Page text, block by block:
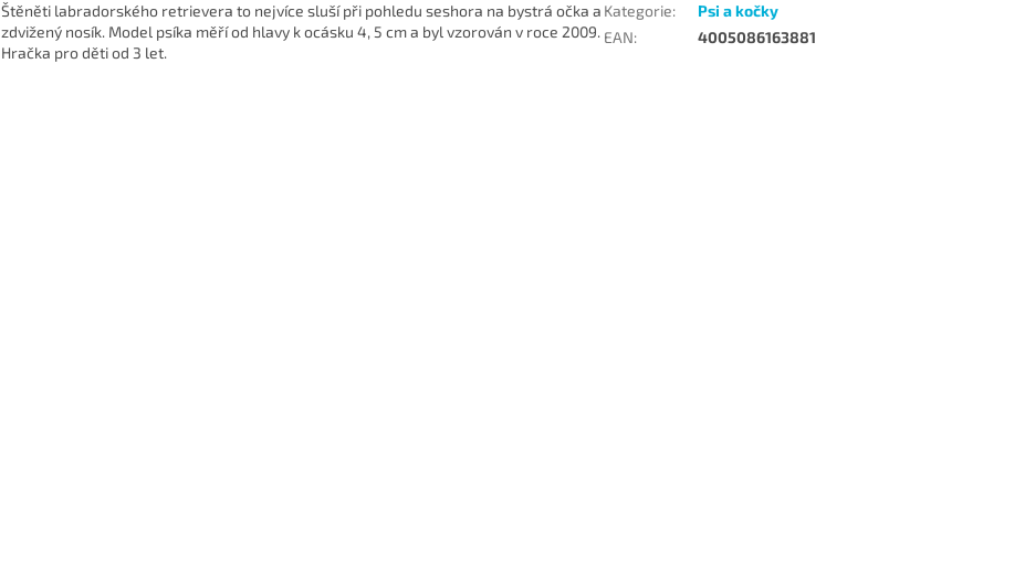
Štěněti labradorského retrievera to nejvíce sluší při pohledu seshora na bystrá očka a
zdvižený nosík. Model psíka měří od hlavy k ocásku 4, 5 cm a byl vzorován v roce 2009.
Hračka pro děti od 3 let.
Kategorie:
Psi a kočky
EAN: 4005086163881